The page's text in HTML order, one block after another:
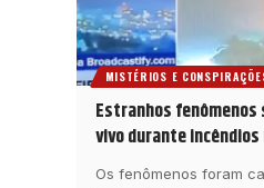
MISTÉRIOS E
Estranhos
vivo durante
Os fenômenos foram